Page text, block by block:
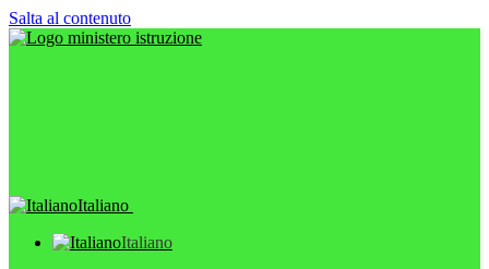
Salta al contenuto
Italiano
Italiano